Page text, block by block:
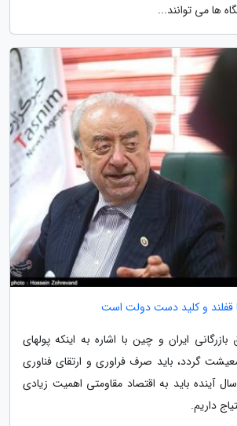
ها می توانند...
قفلند و کلید دست دولت است
بازرگانی ایران و چین با اشاره به اینکه پولهای
گردد، باید صرف فراوری و ارتقای فناوری
گفت: برای 10 سال آینده باید به اقتصاد مقاومتی اهمیت زیادی
داریم.